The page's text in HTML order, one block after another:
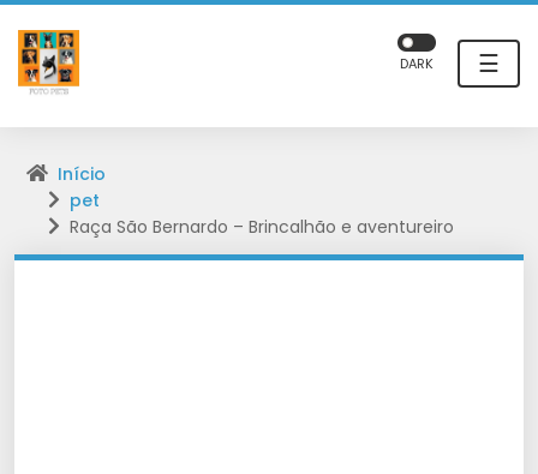
☰
DARK
Início
pet
Raça São Bernardo – Brincalhão e aventureiro